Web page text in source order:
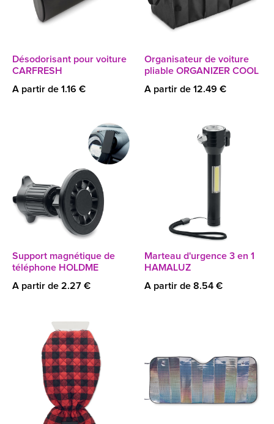
Désodorisant pour voiture
CARFRESH
A partir de 1.16 €
Organisateur de voiture
pliable ORGANIZER COOL
A partir de 12.49 €
Support magnétique de
téléphone HOLDME
A partir de 2.27 €
Marteau d'urgence 3 en 1
HAMALUZ
A partir de 8.54 €